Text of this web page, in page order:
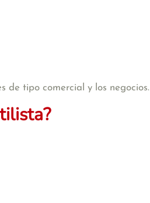
de tipo comercial y los negocios.